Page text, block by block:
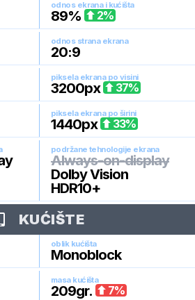
odnos ekrana i kućišta
89% 2%
odnos strana ekrana
20:9
piksela ekrana po visini
3200px 37%
piksela ekrana po širini
1440px 33%
podržane tehnologije ekrana
Always-on-display
Dolby Vision
HDR10+
KUĆIŠTE
oblik kućišta
Monoblock
masa kućišta
209gr. 7%